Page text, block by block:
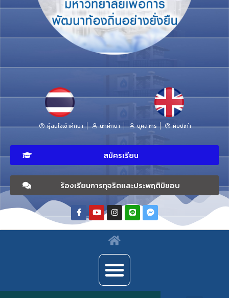
ผู้สนใจเข้าศึกษา นักศึกษา บุคลากร ศิษย์เก่า
สมัครเรียน
ร้องเรียนการทุจริตและประพฤติมิชอบ